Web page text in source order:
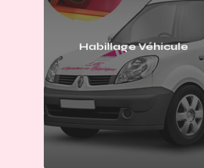
Habillage Véhicule